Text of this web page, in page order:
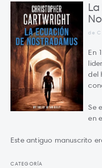
de
En
del
Se
en
Este antiguo manuscrito
CATEGORÍA